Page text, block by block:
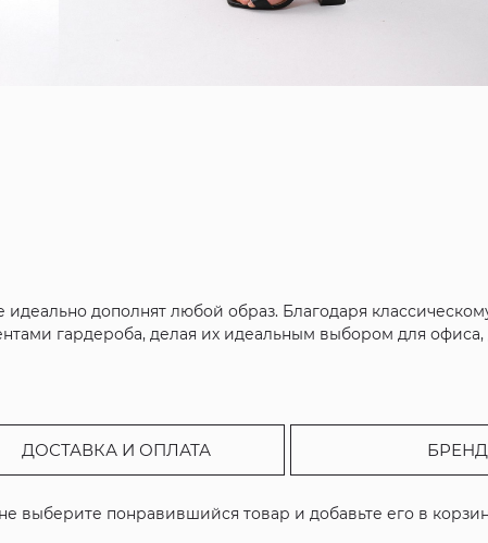
дополнят любой образ. Благодаря
гардероба, делая их идеальным выбором для
ДОСТАВКА И ОПЛАТА БРЕНД
выберите понравившийся товар и добавьте его в